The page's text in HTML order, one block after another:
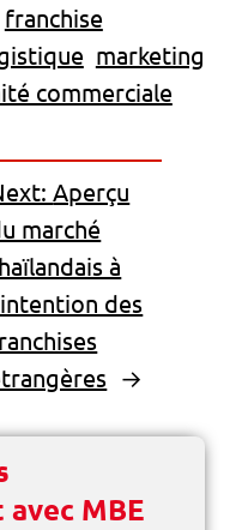
franchise
marketing
commerciale
Aperçu
marché
à
des
→
MBE